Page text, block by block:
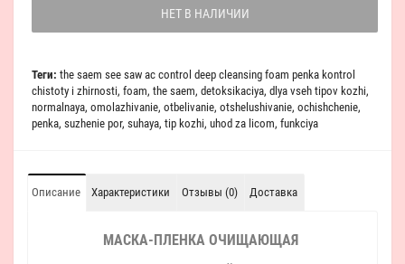
НЕТ В НАЛИЧИИ
Теги: the saem see saw ac control deep cleansing foam penka kontrol
chistoty i zhirnosti, foam, the saem, detoksikaciya, dlya vseh tipov kozhi,
normalnaya, omolazhivanie, otbelivanie, otshelushivanie, ochishchenie,
penka, suzhenie por, suhaya, tip kozhi, uhod za licom, funkciya
Описание Характеристики Отзывы (0) Доставка
МАСКА-ПЛЕНКА ОЧИЩАЮЩАЯ